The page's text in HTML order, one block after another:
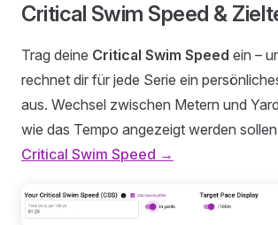
Critical Swim Speed &
Trag deine Critical Swim Speed ein –
rechnet dir für jede Serie ein
aus. Wechsel zwischen Metern und
wie das Tempo angezeigt werden
Critical Swim Speed →